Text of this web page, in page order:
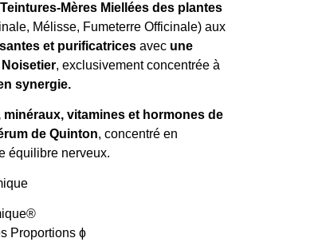
Mères Miellées des plantes
Mélisse, Fumeterre Officinale) aux
et purificatricesavec une
, exclusivement concentrée à
synergie.
vitamines et hormones de
de Quinton, concentré en
équilibre nerveux.
Proportions ɸ